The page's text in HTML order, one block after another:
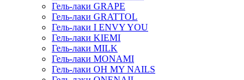
Гель-лаки GRAPE
Гель-лаки GRATTOL
Гель-лаки I ENVY YOU
Гель-лаки KIEMI
Гель-лаки MILK
Гель-лаки MONAMI
Гель-лаки OH MY NAILS